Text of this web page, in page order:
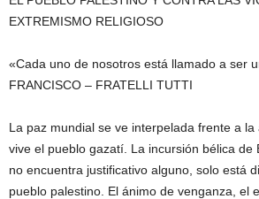
EXTREMISMO RELIGIOSO
«Cada uno de nosotros está llamado a ser
FRANCISCO – FRATELLI TUTTI
La paz mundial se ve interpelada frente a
vive el pueblo gazatí. La incursión bélica de
no encuentra justificativo alguno, solo está
pueblo palestino. El ánimo de venganza, el